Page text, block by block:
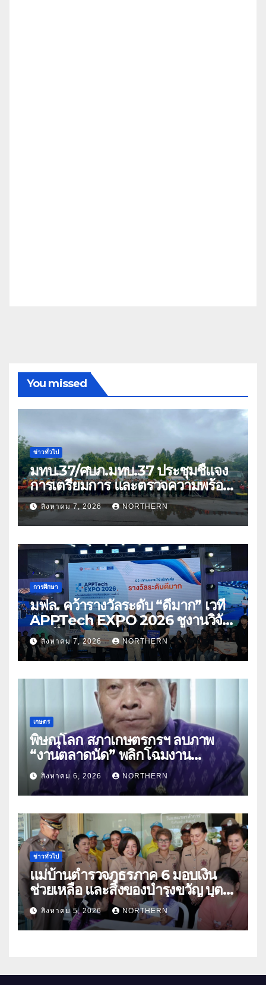
You missed
ข่าวทั่วไป
มทบ.37/ศบภ.มทบ.37 ประชุมชี้แจง
การเตรียมการ และตรวจความพร้อม
ด้านการบรรเทาสาธารณภัย
สิงหาคม 7, 2026 NORTHERN
การศึกษา
มฟล. คว้ารางวัลระดับ “ดีมาก” เวที
APPTech EXPO 2026 ชูงานวิจัย
สมุนไพร ขับเคลื่อนนวัตกรรมสู่เชิง
พาณิชย์
สิงหาคม 7, 2026 NORTHERN
เกษตร
พิษณุโลก สภาเกษตรกรฯ ลบภาพ
“งานตลาดนัด” พลิกโฉมงาน
“เกษตรรุ่งเรืองเมืองสองแคว 69” มุ่ง
ประโยชน์เกษตรกร ดึงนวัตกรรม-จับ
คู่ธุรกิจดันสินค้าเกษตรสู่สากล (คลิป)
สิงหาคม 6, 2026 NORTHERN
ข่าวทั่วไป
แม่บ้านตำรวจภูธรภาค 6 มอบเงิน
ช่วยเหลือ และสิ่งของบำรุงขวัญ บุตร-
ธิดา ข้าราชการตำรวจจังหวัด
อุทัยธานี
สิงหาคม 5, 2026 NORTHERN